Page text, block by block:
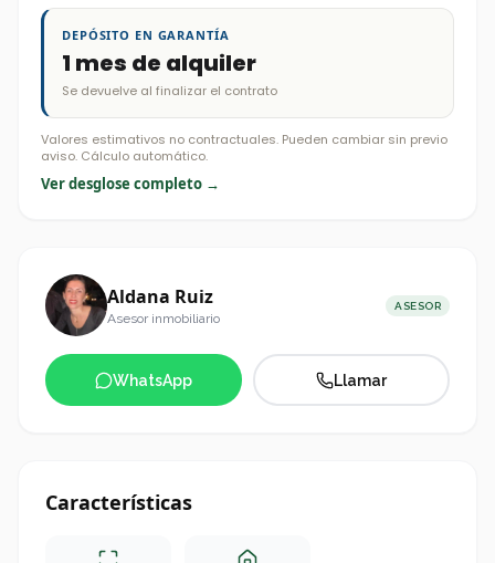
DEPÓSITO EN GARANTÍA
1 mes de alquiler
Se devuelve al finalizar el contrato
Valores estimativos no contractuales. Pueden cambiar sin previo
aviso. Cálculo automático.
Ver desglose completo →
Aldana Ruiz
Asesor inmobiliario
ASESOR
WhatsApp Llamar
Características